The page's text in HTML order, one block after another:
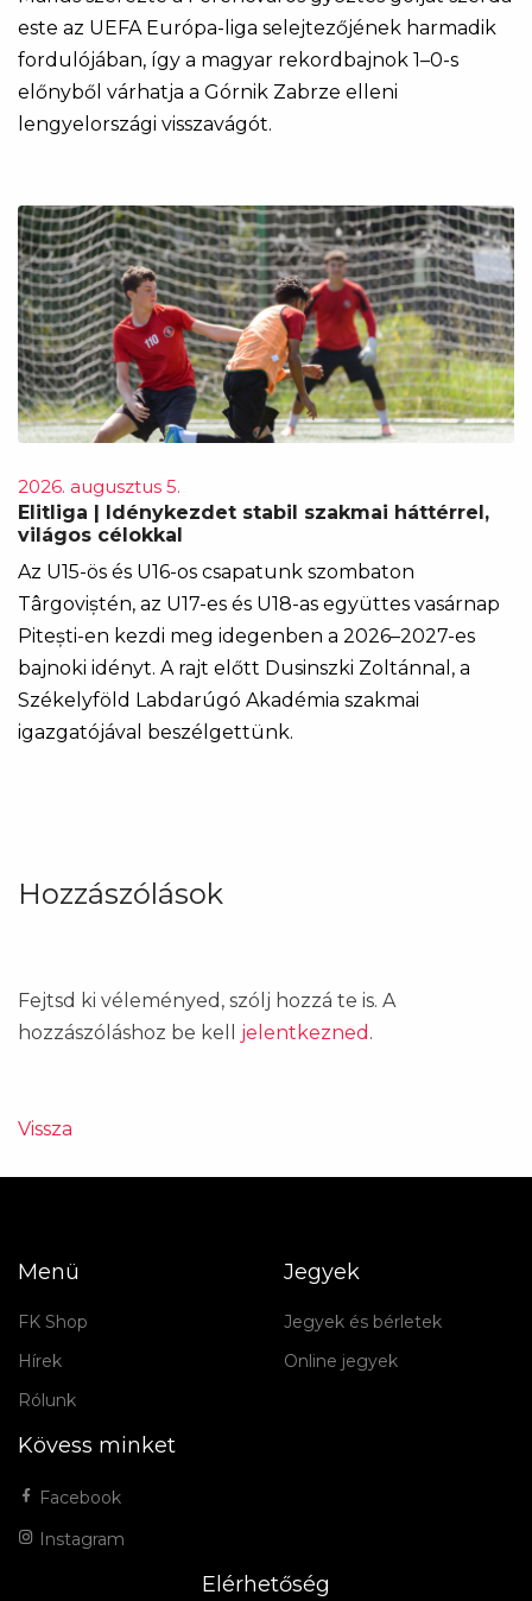
este az UEFA Európa-liga selejtezőjének harmadik
fordulójában, így a magyar rekordbajnok 1–0-s
előnyből várhatja a Górnik Zabrze elleni
lengyelországi visszavágót.
2026. augusztus 5.
Elitliga | Idénykezdet stabil szakmai háttérrel,
világos célokkal
Az U15-ös és U16-os csapatunk szombaton
Târgoviștén, az U17-es és U18-as együttes vasárnap
Pitești-en kezdi meg idegenben a 2026–2027-es
bajnoki idényt. A rajt előtt Dusinszki Zoltánnal, a
Székelyföld Labdarúgó Akadémia szakmai
igazgatójával beszélgettünk.
Hozzászólások
Fejtsd ki véleményed, szólj hozzá te is. A
hozzászóláshoz be kell jelentkezned .
Vissza
Menü
FK Shop
Hírek
Rólunk
Jegyek
Jegyek és bérletek
Online jegyek
Kövess minket
Facebook
Instagram
Elérhetőség